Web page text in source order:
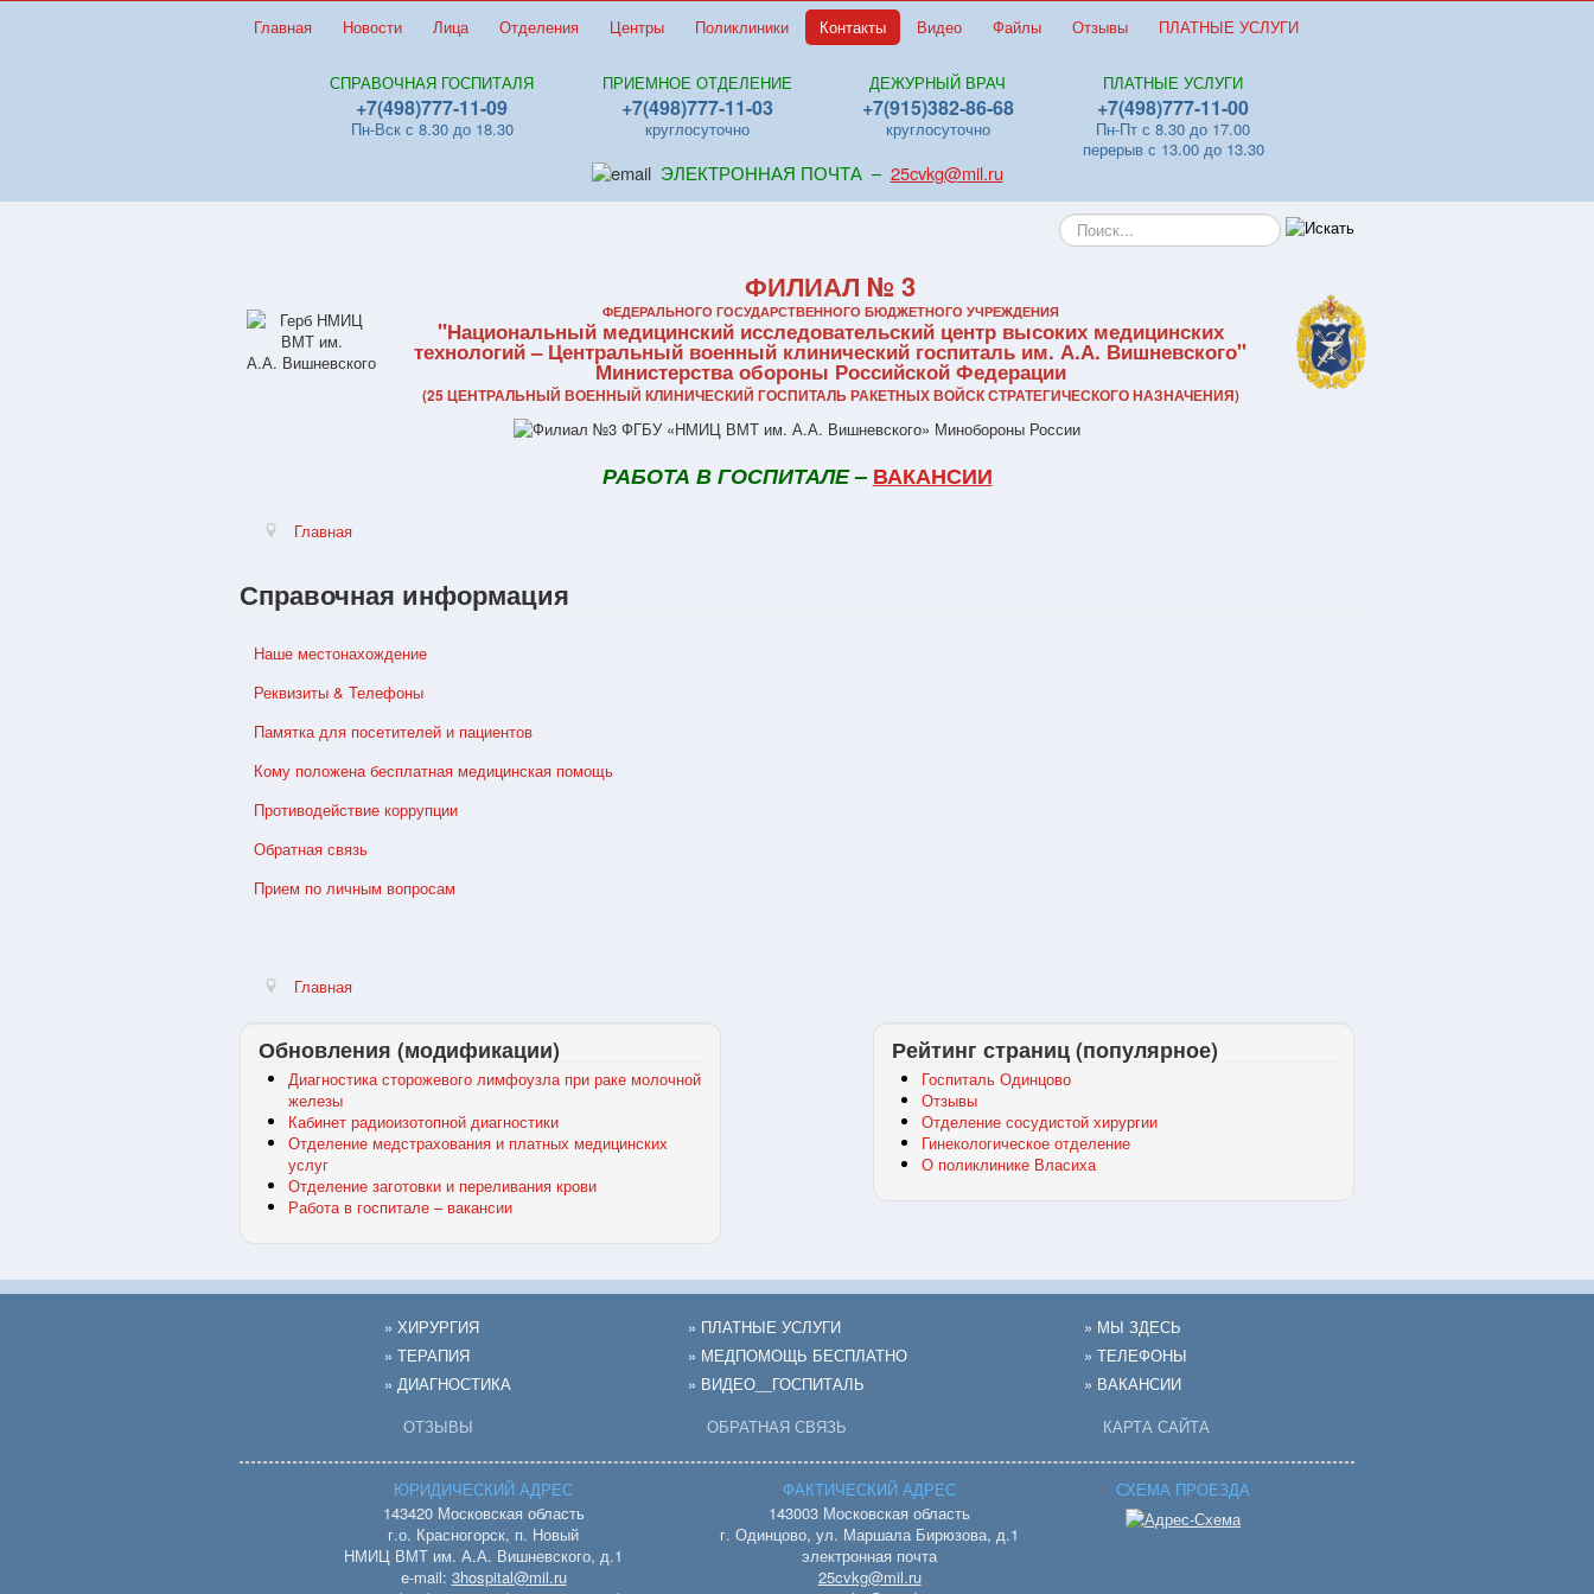
Главная Новости Лица Отделения Центры Поликлиники Контакты Видео Файлы Отзывы ПЛАТНЫЕ УСЛУГИ
СПРАВОЧНАЯ ГОСПИТАЛЯ
+7(498)777-11-09
Пн-Вск с 8.30 до 18.30
ПРИЕМНОЕ ОТДЕЛЕНИЕ
+7(498)777-11-03
круглосуточно
ДЕЖУРНЫЙ ВРАЧ
+7(915)382-86-68
круглосуточно
ПЛАТНЫЕ УСЛУГИ
+7(498)777-11-00
Пн-Пт с 8.30 до 17.00
перерыв с 13.00 до 13.30
ЭЛЕКТРОННАЯ ПОЧТА – 25cvkg@mil.ru
Искать...
ФИЛИАЛ № 3
ФЕДЕРАЛЬНОГО ГОСУДАРСТВЕННОГО БЮДЖЕТНОГО УЧРЕЖДЕНИЯ
"Национальный медицинский исследовательский центр высоких медицинских
технологий – Центральный военный клинический госпиталь им. А.А. Вишневского"
Министерства обороны Российской Федерации
(25 ЦЕНТРАЛЬНЫЙ ВОЕННЫЙ КЛИНИЧЕСКИЙ ГОСПИТАЛЬ РАКЕТНЫХ ВОЙСК СТРАТЕГИЧЕСКОГО НАЗНАЧЕНИЯ)
РАБОТА В ГОСПИТАЛЕ– ВАКАНСИИ
Главная
Справочная информация
Наше местонахождение
Реквизиты & Телефоны
Памятка для посетителей и пациентов
Кому положена бесплатная медицинская помощь
Противодействие коррупции
Обратная связь
Прием по личным вопросам
Главная
Обновления (модификации)
Диагностика сторожевого лимфоузла при раке молочной
железы
Кабинет радиоизотопной диагностики
Отделение медстрахования и платных медицинских
услуг
Отделение заготовки и переливания крови
Работа в госпитале – вакансии
Рейтинг страниц (популярное)
Госпиталь Одинцово
Отзывы
Отделение сосудистой хирургии
Гинекологическое отделение
О поликлинике Власиха
» ХИРУРГИЯ
» ТЕРАПИЯ
» ДИАГНОСТИКА
ОТЗЫВЫ
» ПЛАТНЫЕ УСЛУГИ
» МЕДПОМОЩЬ БЕСПЛАТНО
» ВИДЕО__ГОСПИТАЛЬ
ОБРАТНАЯ СВЯЗЬ
» МЫ ЗДЕСЬ
» ТЕЛЕФОНЫ
» ВАКАНСИИ
КАРТА САЙТА
ЮРИДИЧЕСКИЙ АДРЕС
143420 Московская область
г.о. Красногорск, п. Новый
НМИЦ ВМТ им. А.А. Вишневского, д.1
e-mail: 3hospital@mil.ru
ФАКТИЧЕСКИЙ АДРЕС
143003 Московская область
г. Одинцово, ул. Маршала Бирюзова, д.1
электронная почта
25cvkg@mil.ru
СХЕМА ПРОЕЗДА